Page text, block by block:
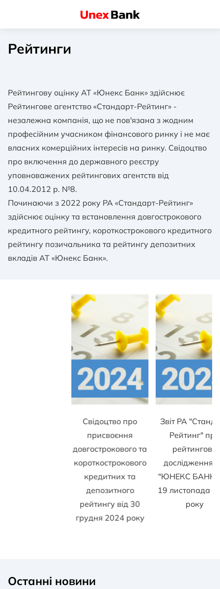
Рейтинги
Рейтингову оцінку АТ «Юнекс Банк» здійснює
Рейтингове агентство «Стандарт-Рейтинг» -
незалежна компанія, що не пов'язана з жодним
професійним учасником фінансового ринку і не має
власних комерційних інтересів на ринку. Свідоцтво
про включення до державного реєстру
уповноважених рейтингових агентств від
10.04.2012 р. №8.
Починаючи з 2022 року РА «Стандарт-Рейтинг»
здійснює оцінку та встановлення довгострокового
кредитного рейтингу, короткострокового кредитного
рейтингу позичальника та рейтингу депозитних
вкладів АТ «Юнекс Банк».
Свідоцтво про
присвоєння
довгострокового та
короткострокового
кредитних та
депозитного
рейтингу від 30
грудня 2024 року
Звіт РА
Рейтинг" про
рейтингове
дослідження
"ЮНЕКС БАНК"
19 листопада
року
Останні новини